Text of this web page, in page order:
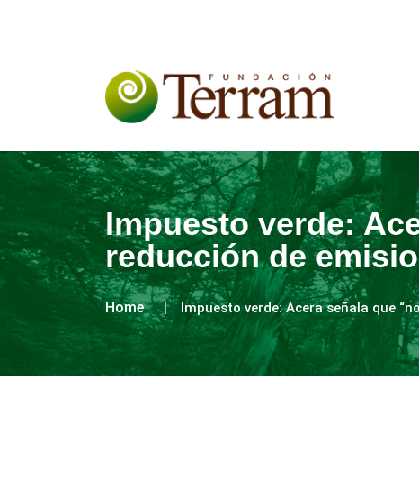
Impuesto verde:
reducción de
Home Impuesto verde: Acera señala que